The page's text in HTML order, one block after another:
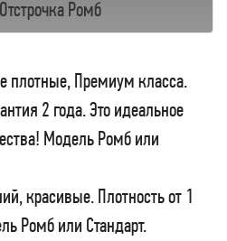
Ромб
Премиум класса.
2 года. Это идеальное
Модель Ромб или
красивые. Плотность от 1
Ромб или Стандарт.